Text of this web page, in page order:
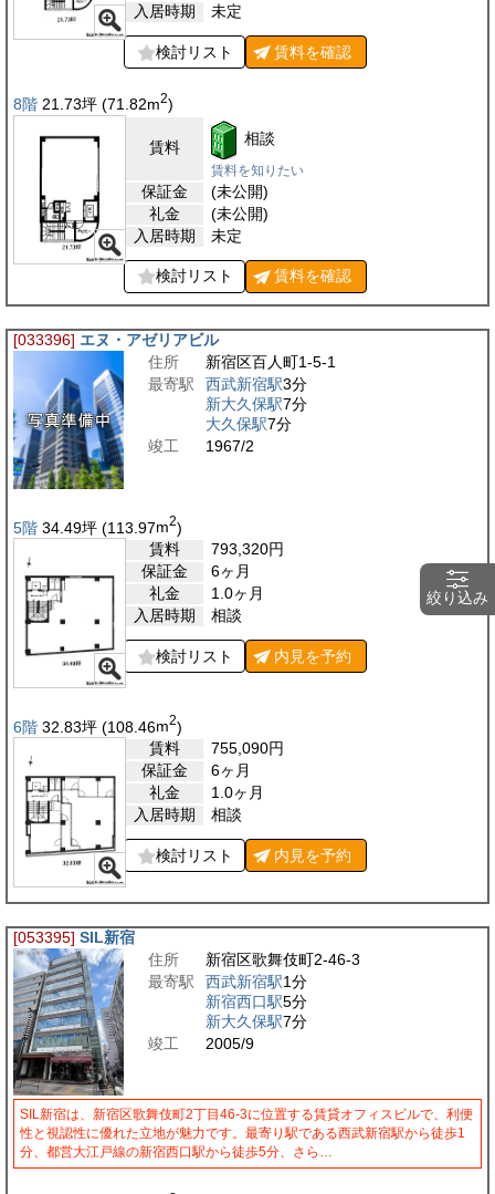
絞り込み
入居時期
未定
検討リスト 賃料を確認
8階 21.73坪 (71.82m2)
賃料 相談
賃料を知りたい
保証金
(未公開)
礼金
(未公開)
入居時期
未定
検討リスト 賃料を確認
[033396] エヌ・アゼリアビル
住所
新宿区百人町1-5-1
最寄駅
西武新宿駅3分
新大久保駅7分
大久保駅7分
竣工
1967/2
5階 34.49坪 (113.97m2)
賃料
793,320円
保証金
6ヶ月
礼金
1.0ヶ月
入居時期
相談
検討リスト 内見を予約
6階 32.83坪 (108.46m2)
賃料
755,090円
保証金
6ヶ月
礼金
1.0ヶ月
入居時期
相談
検討リスト 内見を予約
[053395] SIL新宿
住所
新宿区歌舞伎町2-46-3
最寄駅
西武新宿駅1分
新宿西口駅5分
新大久保駅7分
竣工
2005/9
SIL新宿は、新宿区歌舞伎町2丁目46-3に位置する賃貸オフィスビルで、利便
性と視認性に優れた立地が魅力です。最寄り駅である西武新宿駅から徒歩1
分、都営大江戸線の新宿西口駅から徒歩5分、さら…